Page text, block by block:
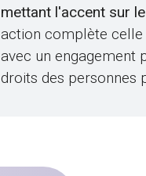
mettant l'accent sur
action complète celle
avec un engagement
droits des personnes